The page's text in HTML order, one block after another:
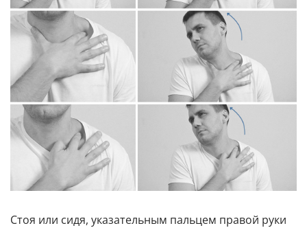
Стоя или сидя, указательным пальцем правой руки